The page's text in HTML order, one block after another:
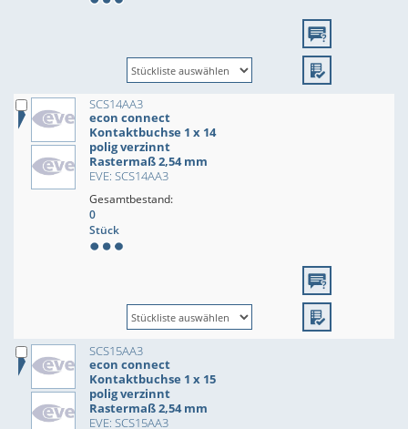
SCS14AA3
econ connect
Kontaktbuchse 1 x 14
polig verzinnt
Rastermaß 2,54 mm
EVE: SCS14AA3
Gesamtbestand:
0
Stück
SCS15AA3
econ connect
Kontaktbuchse 1 x 15
polig verzinnt
Rastermaß 2,54 mm
EVE: SCS15AA3